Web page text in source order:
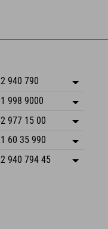
940 790
speichern
998 9000
speichern
977 15 00
speichern
60 35 990
speichern
940 794 45